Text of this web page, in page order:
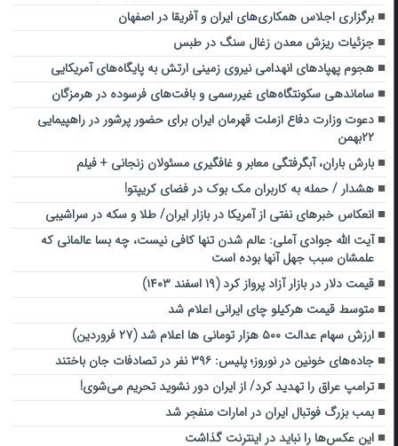
برگزاری اجلاس همکاری‌های ایران و آفریقا در اصفهان
جزئیات ریزش معدن زغال سنگ در طبس
هجوم پهپادهای انهدامی نیروی زمینی ارتش به پایگاه‌های آمریکایی
ساماندهی سکونتگاه‌های غیررسمی و بافت‌های فرسوده در هرمزگان
دعوت وزارت دفاع ازملت قهرمان ایران برای حضور پرشور در راهپیمایی
۲۲بهمن
بارش باران، آبگرفتگی معابر و ‌غافگیری مسئولان زنجانی + فیلم
هشدار / حمله به کاربران مک بوک در فضای کریپتو!
انعکاس خبرهای نفتی از آمریکا در بازار ایران/ طلا و سکه در سراشیبی
آیت الله جوادی آملی: عالم شدن تنها کافی نیست، چه بسا عالمانی که
علمشان سبب جهل آنها بوده است
قیمت دلار در بازار آزاد پرواز کرد (۱۹ اسفند ۱۴۰۳)
متوسط قیمت هرکیلو چای ایرانی اعلام شد
ارزش سهام عدالت ۵۰۰ هزار تومانی ها اعلام شد (۲۷ فروردین)
جاده‌های خونین در نوروز؛ پلیس: ۳۹۶ نفر در تصادفات جان باختند
ترامپ عراق را تهدید کرد/ از ایران دور نشوید تحریم می‌شوی!
بمب بزرگ فوتبال ایران در امارات منفجر شد
این عکس‌ها را نباید در اینترنت گذاشت